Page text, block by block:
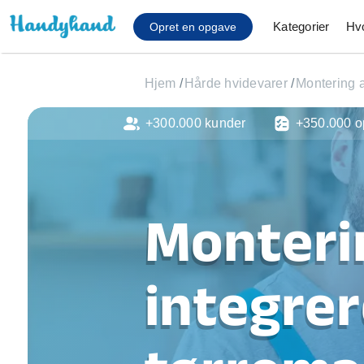
Opret en opgave Kategorier
Affaldsfjernelse
Afhentning af
Anlæg af terrasse
Gulvlaminering
Hårde hvidevare
Installation af ildsted
Møbelsamling og
Ophængning af
Hjem / Hårde hvidevarer / Montering
+300.000 kunder +350.000